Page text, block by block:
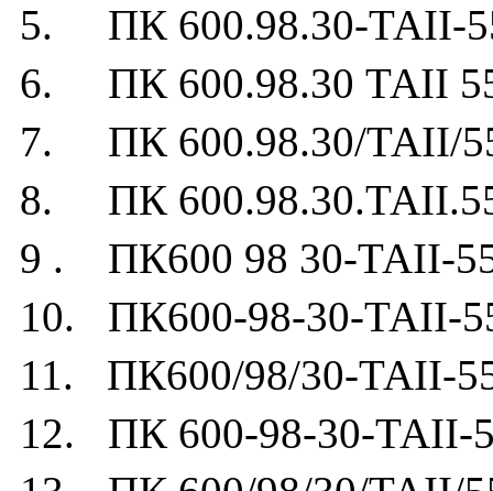
5. ПК 600.98.30-ТАII-
6. ПК 600.98.30 ТАII
7. ПК 600.98.30/ТАII/
8. ПК
9 . ПК600 98 30-ТАII-
10. ПК600-98-30-ТАII-
11. ПК600/98/30-ТАII-
12. ПК 600-98-30-ТАII-